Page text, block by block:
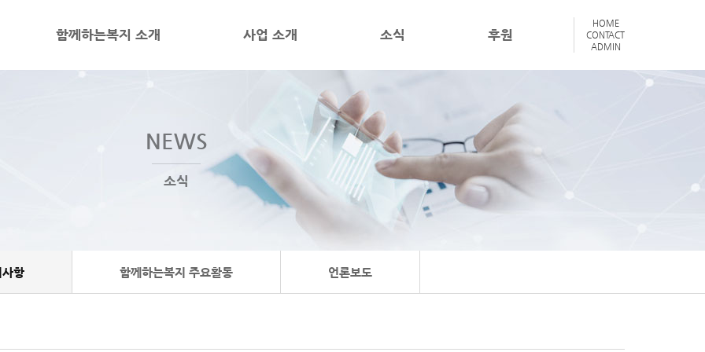
함께하는복지 소개 사업 소개 소식 후원
HOME
CONTACT
ADMIN
NEWS
소식
항 함께하는복지 주요활동 언론보도